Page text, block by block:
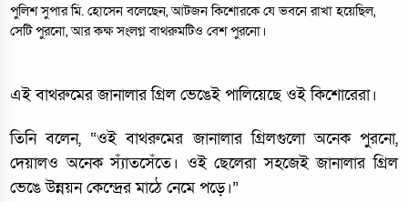
পুলিশ সুপার মি. হোসেন বলেছেন, আটজন কিশোরকে যে ভবনে রাখা হয়েছিল,
সেটি পুরনো, আর কক্ষ সংলগ্ন বাথরুমটিও বেশ পুরনো।
এই বাথরুমের জানালার গ্রিল ভেঙেই পালিয়েছে ওই কিশোরেরা।
তিনি বলেন, “ওই বাথরুমের জানালার গ্রিলগুলো অনেক পুরনো,
দেয়ালও অনেক স্যাঁতসেঁতে। ওই ছেলেরা সহজেই জানালার গ্রিল
ভেঙে উন্নয়ন কেন্দ্রের মাঠে নেমে পড়ে।”